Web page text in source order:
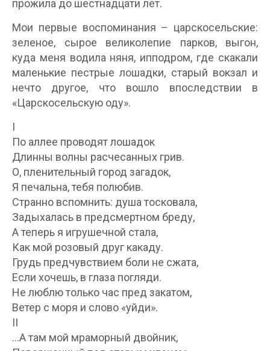
прожила до шестнадцати лет.
Мои первые воспоминания – царскосельские:
зеленое, сырое великолепие парков, выгон,
куда меня водила няня, ипподром, где скакали
маленькие пестрые лошадки, старый вокзал и
нечто другое, что вошло впоследствии в
«Царскосельскую оду».
I
По аллее проводят лошадок
Длинны волны расчесанных грив.
О, пленительный город загадок,
Я печальна, тебя полюбив.
Странно вспомнить: душа тосковала,
Задыхалась в предсмертном бреду,
А теперь я игрушечной стала,
Как мой розовый друг какаду.
Грудь предчувствием боли не сжата,
Если хочешь, в глаза погляди.
Не люблю только час пред закатом,
Ветер с моря и слово «уйди».
II
…А там мой мраморный двойник,